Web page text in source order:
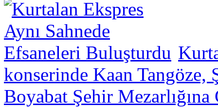
konserinde Kaan Tangöze,
Boyabat Şehir Mezarlığına